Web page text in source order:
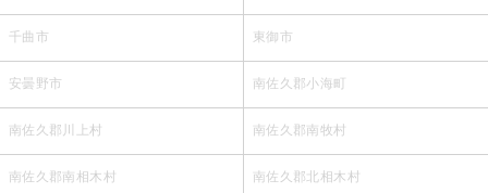
千曲市 東御市
安曇野市 南佐久郡小海町
南佐久郡川上村 南佐久郡南牧村
南佐久郡南相木村 南佐久郡北相木村